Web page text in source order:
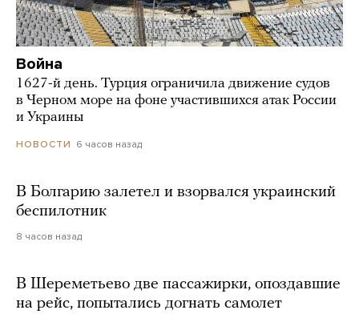
Война
1627-й день. Турция ограничила движение судов
в Черном море на фоне участившихся атак России
и Украины
НОВОСТИ 6 часов назад
В Болгарию залетел и взорвался украинский
беспилотник
8 часов назад
В Шереметьево две пассажирки, опоздавшие
на рейс, попытались догнать самолет